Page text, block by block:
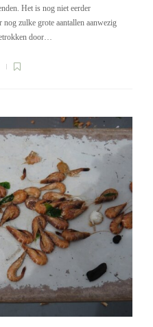
Het is nog niet eerder
zulke grote aantallen aanwezig
door…